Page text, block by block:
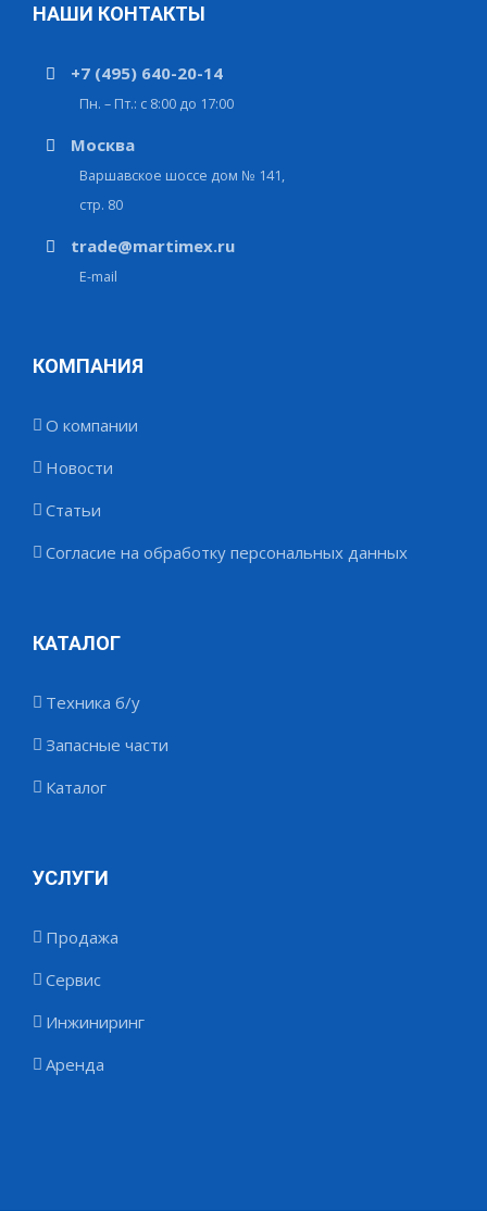
НАШИ КОНТАКТЫ
+7 (495) 640-20-14
Пн. – Пт.: с 8:00 до 17:00
Москва
Варшавское шоссе дом № 141,
стр. 80
trade@martimex.ru
E-mail
КОМПАНИЯ
О компании
Новости
Статьи
Согласие на обработку персональных данных
КАТАЛОГ
Техника б/у
Запасные части
Каталог
УСЛУГИ
Продажа
Сервис
Инжиниринг
Аренда